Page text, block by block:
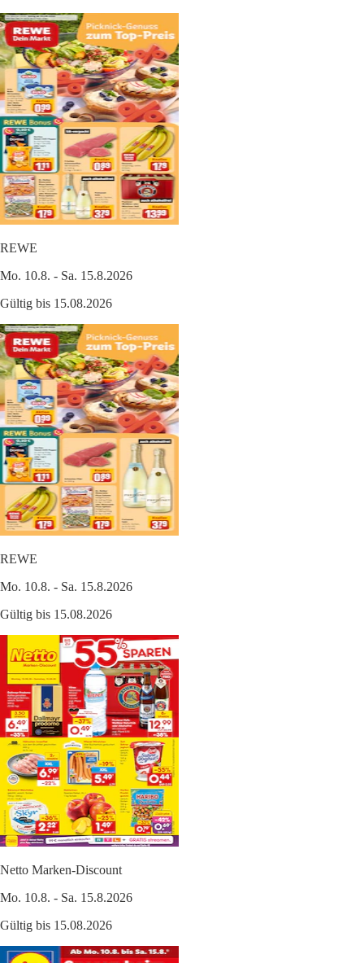
REWE
Mo. 10.8. - Sa. 15.8.2026
Gültig bis 15.08.2026
REWE
Mo. 10.8. - Sa. 15.8.2026
Gültig bis 15.08.2026
Netto Marken-Discount
Mo. 10.8. - Sa. 15.8.2026
Gültig bis 15.08.2026